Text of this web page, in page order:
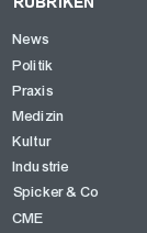
News
Politik
Praxis
Medizin
Kultur
Industrie
Spicker & Co
CME